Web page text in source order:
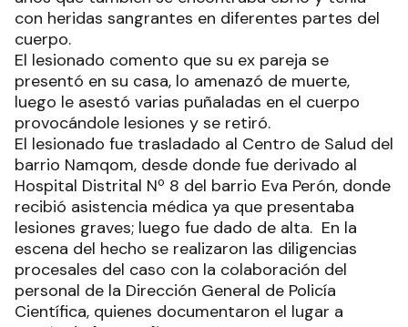
con heridas sangrantes en diferentes partes del
cuerpo.
El lesionado comento que su ex pareja se
presentó en su casa, lo amenazó de muerte,
luego le asestó varias puñaladas en el cuerpo
provocándole lesiones y se retiró.
El lesionado fue trasladado al Centro de Salud del
barrio Namqom, desde donde fue derivado al
Hospital Distrital Nº 8 del barrio Eva Perón, donde
recibió asistencia médica ya que presentaba
lesiones graves; luego fue dado de alta. En la
escena del hecho se realizaron las diligencias
procesales del caso con la colaboración del
personal de la Dirección General de Policía
Científica, quienes documentaron el lugar a